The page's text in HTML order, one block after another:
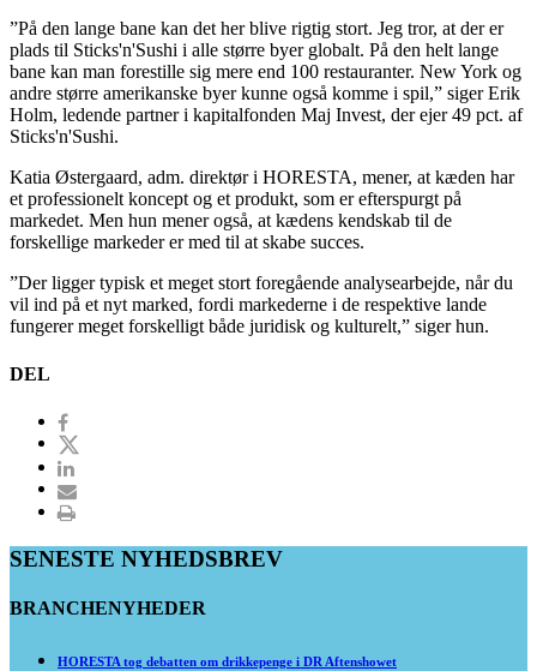
”På den lange bane kan det her blive rigtig stort. Jeg tror, at der er
plads til Sticks'n'Sushi i alle større byer globalt. På den helt lange
bane kan man forestille sig mere end 100 restauranter. New York og
andre større amerikanske byer kunne også komme i spil,” siger Erik
Holm, ledende partner i kapitalfonden Maj Invest, der ejer 49 pct. af
Sticks'n'Sushi.
Katia Østergaard, adm. direktør i HORESTA, mener, at kæden har
et professionelt koncept og et produkt, som er efterspurgt på
markedet. Men hun mener også, at kædens kendskab til de
forskellige markeder er med til at skabe succes.
”Der ligger typisk et meget stort foregående analysearbejde, når du
vil ind på et nyt marked, fordi markederne i de respektive lande
fungerer meget forskelligt både juridisk og kulturelt,” siger hun.
DEL
SENESTE NYHEDSBREV
BRANCHENYHEDER
HORESTA tog debatten om drikkepenge i DR Aftenshowet